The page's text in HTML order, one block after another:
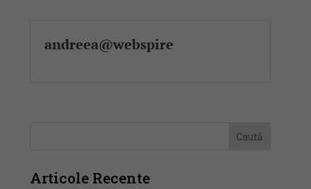
andreea@webspire
Articole Recente